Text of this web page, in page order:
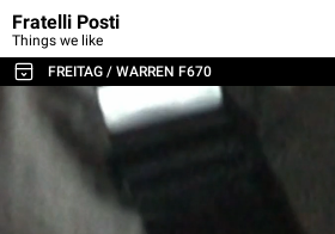
Fratelli Posti
Things we like
FREITAG / WARREN F670
ALL THE BAGS & ACCESSORIES
SHOULDER BAGS / MESSENGER
BACKPACKS